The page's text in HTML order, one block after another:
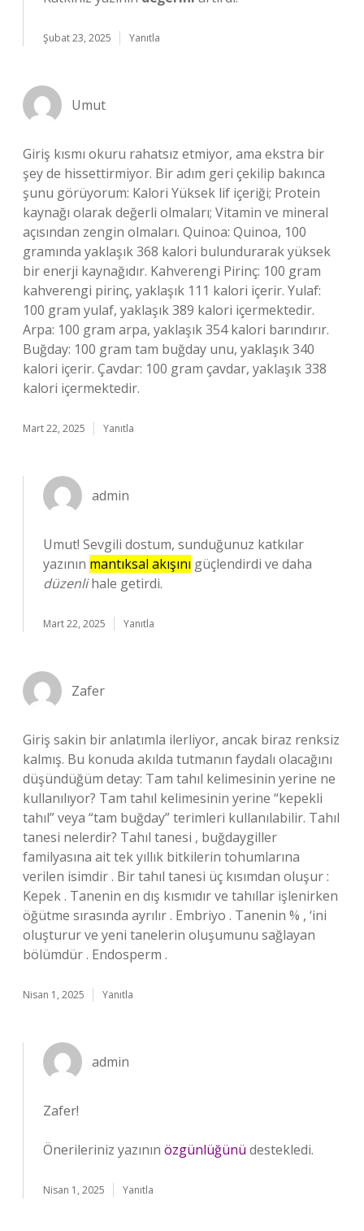
Şubat 23, 2025 Yanıtla
Umut
Giriş kısmı okuru rahatsız etmiyor, ama ekstra bir
şey de hissettirmiyor. Bir adım geri çekilip bakınca
şunu görüyorum: Kalori Yüksek lif içeriği; Protein
kaynağı olarak değerli olmaları; Vitamin ve mineral
açısından zengin olmaları. Quinoa: Quinoa, 100
gramında yaklaşık 368 kalori bulundurarak yüksek
bir enerji kaynağıdır. Kahverengi Pirinç: 100 gram
kahverengi pirinç, yaklaşık 111 kalori içerir. Yulaf:
100 gram yulaf, yaklaşık 389 kalori içermektedir.
Arpa: 100 gram arpa, yaklaşık 354 kalori barındırır.
Buğday: 100 gram tam buğday unu, yaklaşık 340
kalori içerir. Çavdar: 100 gram çavdar, yaklaşık 338
kalori içermektedir.
Mart 22, 2025 Yanıtla
admin
Umut! Sevgili dostum, sunduğunuz katkılar
yazının mantıksal akışını güçlendirdi ve daha
düzenlihale getirdi.
Mart 22, 2025 Yanıtla
Zafer
Giriş sakin bir anlatımla ilerliyor, ancak biraz renksiz
kalmış. Bu konuda akılda tutmanın faydalı olacağını
düşündüğüm detay: Tam tahıl kelimesinin yerine ne
kullanılıyor? Tam tahıl kelimesinin yerine “kepekli
tahıl” veya “tam buğday” terimleri kullanılabilir. Tahıl
tanesi nelerdir? Tahıl tanesi , buğdaygiller
familyasına ait tek yıllık bitkilerin tohumlarına
verilen isimdir . Bir tahıl tanesi üç kısımdan oluşur :
Kepek . Tanenin en dış kısmıdır ve tahıllar işlenirken
öğütme sırasında ayrılır . Embriyo . Tanenin % , ‘ini
oluşturur ve yeni tanelerin oluşumunu sağlayan
bölümdür . Endosperm .
Nisan 1, 2025 Yanıtla
admin
Zafer!
Önerileriniz yazının özgünlüğünü destekledi.
Nisan 1, 2025 Yanıtla